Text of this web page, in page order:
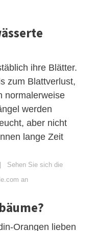
ihre Blätter.
zum Blattverlust,
normalerweise
werden
aber nicht
lange Zeit
Sehen Sie sich die
an
Orangen lieben